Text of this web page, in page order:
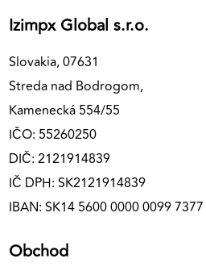
Izimpx Global s.r.o.
Slovakia, 07631
Streda nad Bodrogom,
Kamenecká 554/55
IČO: 55260250
DIČ: 2121914839
IČ DPH: SK2121914839
IBAN: SK14 5600 0000 0099 7377
Obchod
našom webe aj v
Poskytovateľ: